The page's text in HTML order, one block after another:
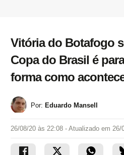
Vitória do Botafogo
Copa do Brasil é
forma como
Por: Eduardo Mansell
26/08/20 às 22:08 - Atualizado em 26/